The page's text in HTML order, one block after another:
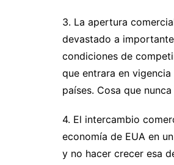
3. La apertura
devastado a
condiciones de
que entrara en
países. Cosa que
4. El intercambio
economía de EUA en
y no hacer crecer esa